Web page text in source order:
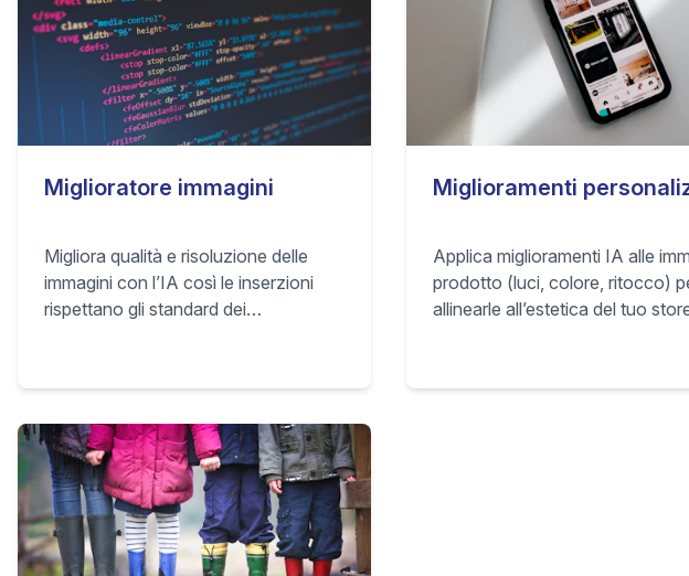
Miglioratore immagini
Migliora qualità e risoluzione delle
immagini con l’IA così le inserzioni
rispettano gli standard dei
Miglioramenti
Applica miglioramenti IA alle
prodotto (luci, colore, ritocco)
allinearle all’estetica del tuo